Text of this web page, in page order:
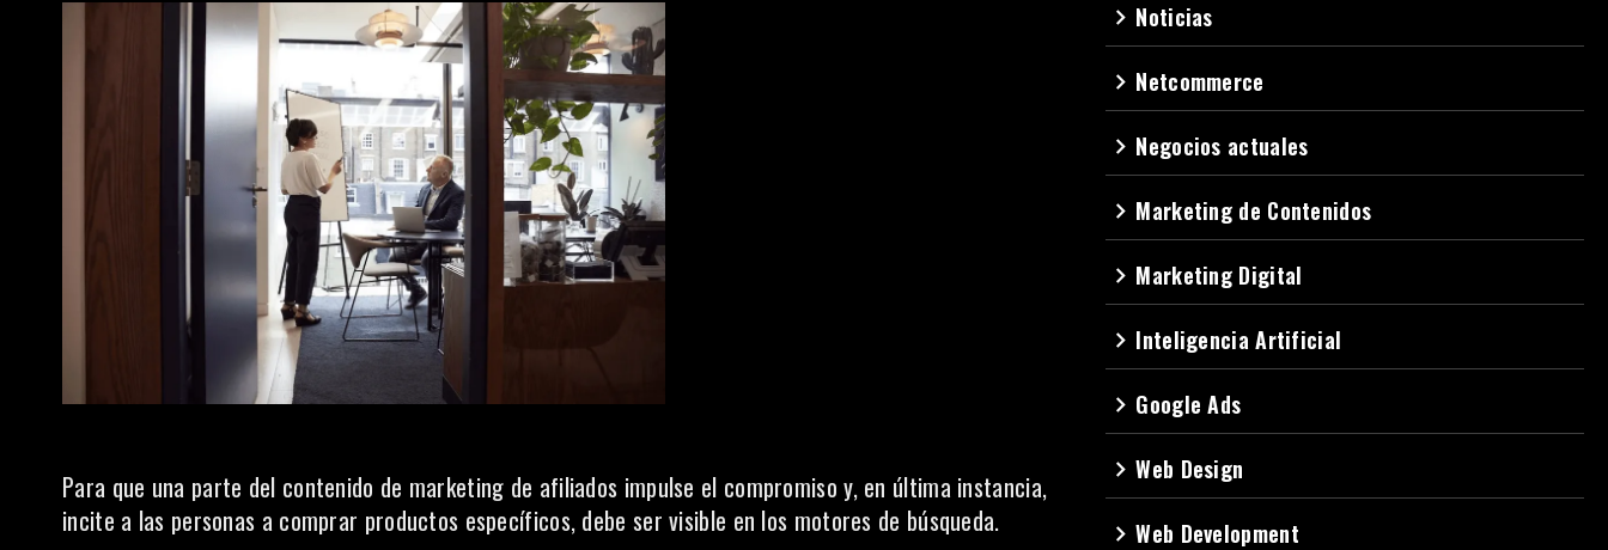
Para que una parte del contenido de marketing de afiliados impulse el compromiso y, en última instancia,
incite a las personas a comprar productos específicos, debe ser visible en los motores de búsqueda.
navigate_next Noticias
navigate_next Netcommerce
navigate_next Negocios actuales
navigate_next Marketing de Contenidos
navigate_next Marketing Digital
navigate_next Inteligencia Artificial
navigate_next Google Ads
navigate_nextWeb Design
navigate_nextWeb Development